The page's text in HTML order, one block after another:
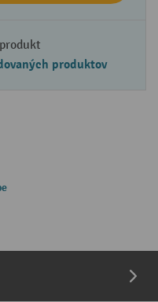
produktov